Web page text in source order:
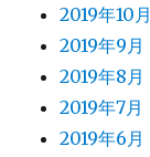
2019年10月
2019年9月
2019年8月
2019年7月
2019年6月